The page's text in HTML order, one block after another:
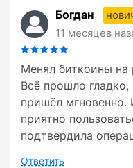
Богдан
11 месяцев
Менял биткоины на
Всё прошло
пришёл мгновенно.
приятно
подтвердила
Ответить